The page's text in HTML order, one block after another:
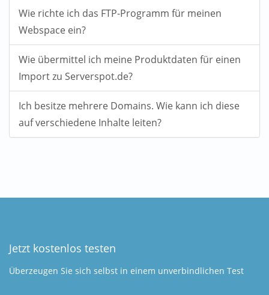
Wie richte ich das FTP-Programm für meinen
Webspace ein?
Wie übermittel ich meine Produktdaten für einen
Import zu Serverspot.de?
Ich besitze mehrere Domains. Wie kann ich diese
auf verschiedene Inhalte leiten?
Jetzt kostenlos testen
Überzeugen Sie sich selbst in einem unverbindlichen Test